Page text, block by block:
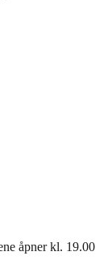
åpner kl. 19.00